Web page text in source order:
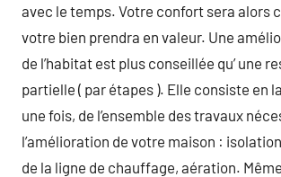
avec le temps. Votre confort sera alors
votre bien prendra en valeur. Une
de l’habitat est plus conseillée qu’ une
partielle ( par étapes ). Elle consiste en
une fois, de l’ensemble des travaux
l’amélioration de votre maison :
de la ligne de chauffage, aération.